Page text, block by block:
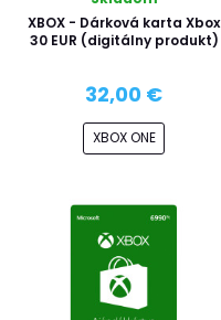
XBOX - Dárková karta Xbox
30 EUR (digitálny produkt)
32,00 €
XBOX ONE